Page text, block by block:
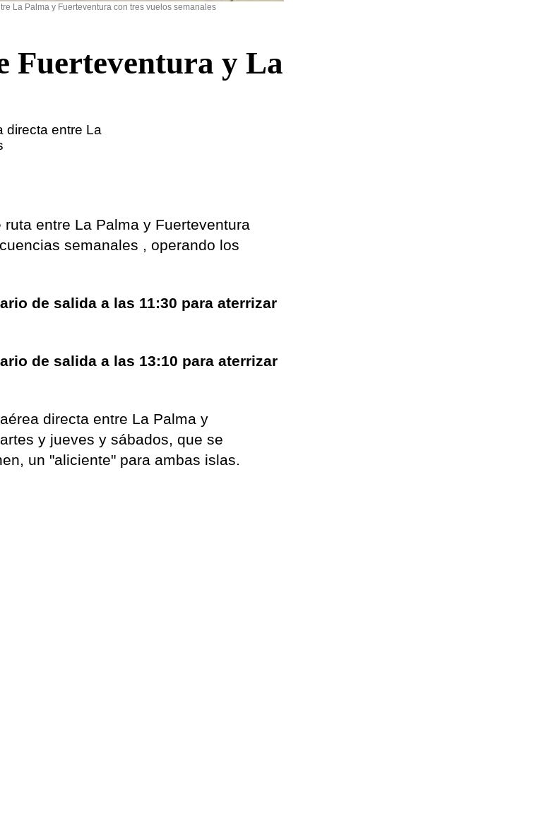
La Palma y Fuerteventura con tres vuelos semanales
Fuerteventura y La
directa entre La
entre La Palma y Fuerteventura
semanales , operando los
de salida a las 11:30 para aterrizar
de salida a las 13:10 para aterrizar
directa entre La Palma y
y jueves y sábados, que se
un "aliciente" para ambas islas.